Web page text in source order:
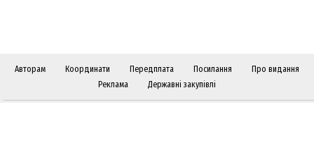
Авторам Координати Передплата Посилання
Про видання
Реклама
Державні закупівлі